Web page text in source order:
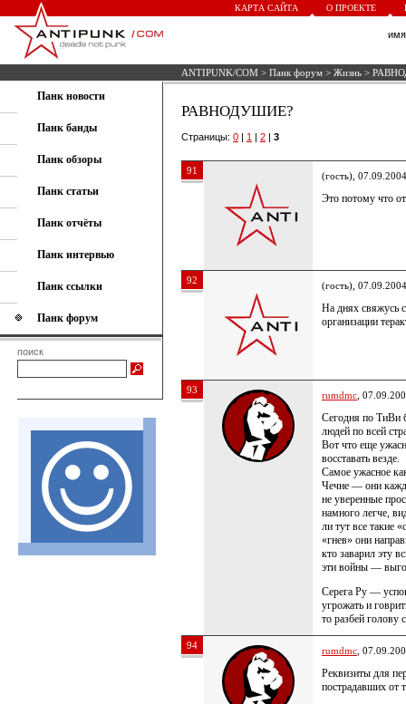
КАРТА САЙТА О ПРОЕКТЕ
ANTIPUNK/COM > Панк форум > Жизнь >
Панк новости
Панк банды
Панк обзоры
Панк статьи
Панк отчёты
Панк интервью
Панк ссылки
Панк форум
поиск
РАВНОДУШИЕ?
Страницы: 0 | 1 | 2 | 3
91 (гость),
Это потому что
92 (гость),
На днях свяжусь
организации
93 rumdmc ,
Сегодня по ТиВи
людей по всей
Вот что еще
восставать везде.
Самое ужасное
Чечне — они
не уверенные
намного легче,
ли тут все такие
«гнев» они
кто заварил эту
эти войны —
Серега Ру —
угрожать и
то разбей голову
94 rumdmc ,
Реквизиты для
пострадавших от